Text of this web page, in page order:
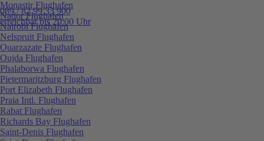
089 / 82 99 33 900
erreichbar bis 20:00 Uhr
Monastir Flughafen
Nador Flughafen
Nairobi Flughafen
Nelspruit Flughafen
Ouarzazate Flughafen
Oujda Flughafen
Phalaborwa Flughafen
Pietermaritzburg Flughafen
Port Elizabeth Flughafen
Praia Intl. Flughafen
Rabat Flughafen
Richards Bay Flughafen
Saint-Denis Flughafen